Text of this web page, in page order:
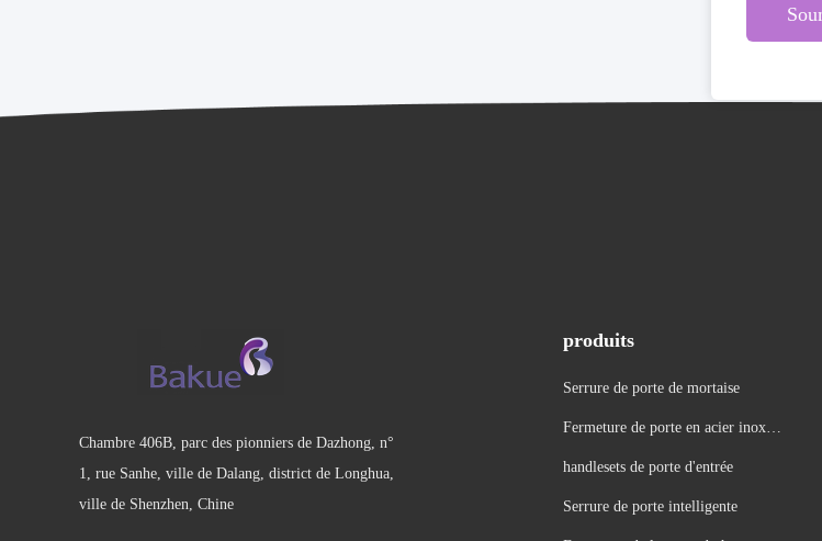
Chambre 406B, parc des pionniers de Dazhong, n°
1, rue Sanhe, ville de Dalang, district de Longhua,
ville de Shenzhen, Chine
produits
Serrure de porte de mortaise
Fermeture de porte en acier inoxyd
handlesets de porte d'entrée
Serrure de porte intelligente